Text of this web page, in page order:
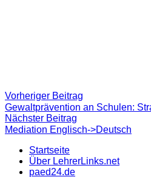
Beitragsnavigation
Vorheriger Beitrag
Beitrag:
Gewaltprävention an Schulen:
Nächster Beitrag
Beitrag
Mediation Englisch->Deutsch
Startseite
Über LehrerLinks.net
paed24.de